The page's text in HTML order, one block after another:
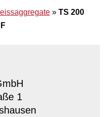
» TS 200
1